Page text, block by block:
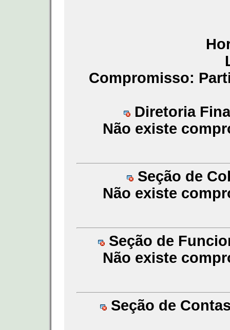
Compromisso:
Diretoria
Não existe
Seção de
Não existe
Seção de
Não existe
Seção de